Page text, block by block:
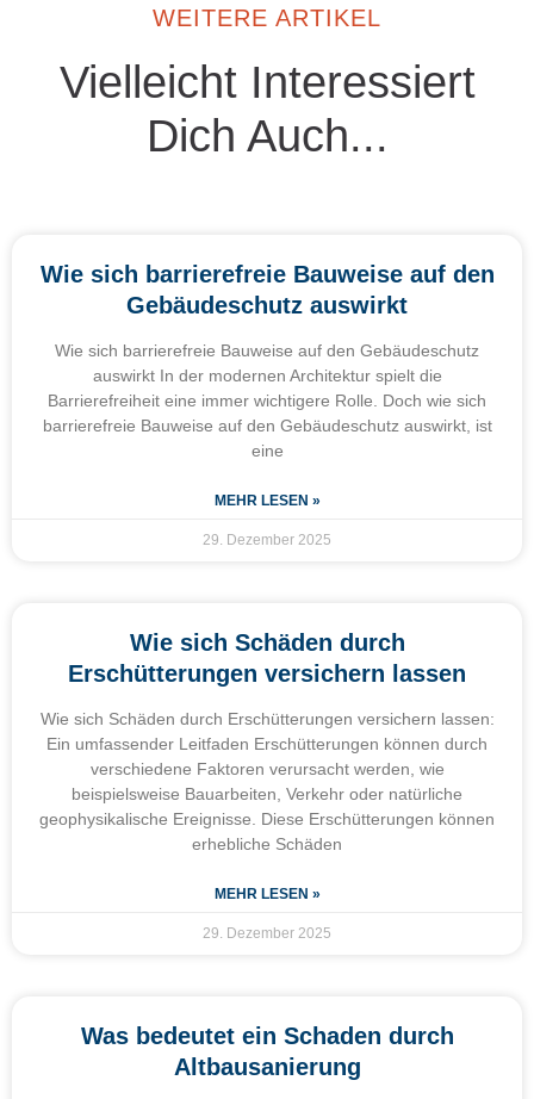
WEITERE ARTIKEL
Vielleicht Interessiert
Dich Auch...
Wie sich barrierefreie Bauweise auf den
Gebäudeschutz auswirkt
Wie sich barrierefreie Bauweise auf den Gebäudeschutz
auswirkt In der modernen Architektur spielt die
Barrierefreiheit eine immer wichtigere Rolle. Doch wie sich
barrierefreie Bauweise auf den Gebäudeschutz auswirkt, ist
eine
MEHR LESEN »
29. Dezember 2025
Wie sich Schäden durch
Erschütterungen versichern lassen
Wie sich Schäden durch Erschütterungen versichern lassen:
Ein umfassender Leitfaden Erschütterungen können durch
verschiedene Faktoren verursacht werden, wie
beispielsweise Bauarbeiten, Verkehr oder natürliche
geophysikalische Ereignisse. Diese Erschütterungen können
erhebliche Schäden
MEHR LESEN »
29. Dezember 2025
Was bedeutet ein Schaden durch
Altbausanierung